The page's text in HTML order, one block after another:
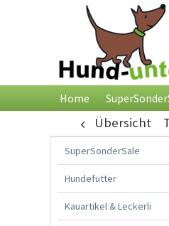
Home
Übersicht
SuperSonderSale
Hundefutter
Kauartikel & Leckerli